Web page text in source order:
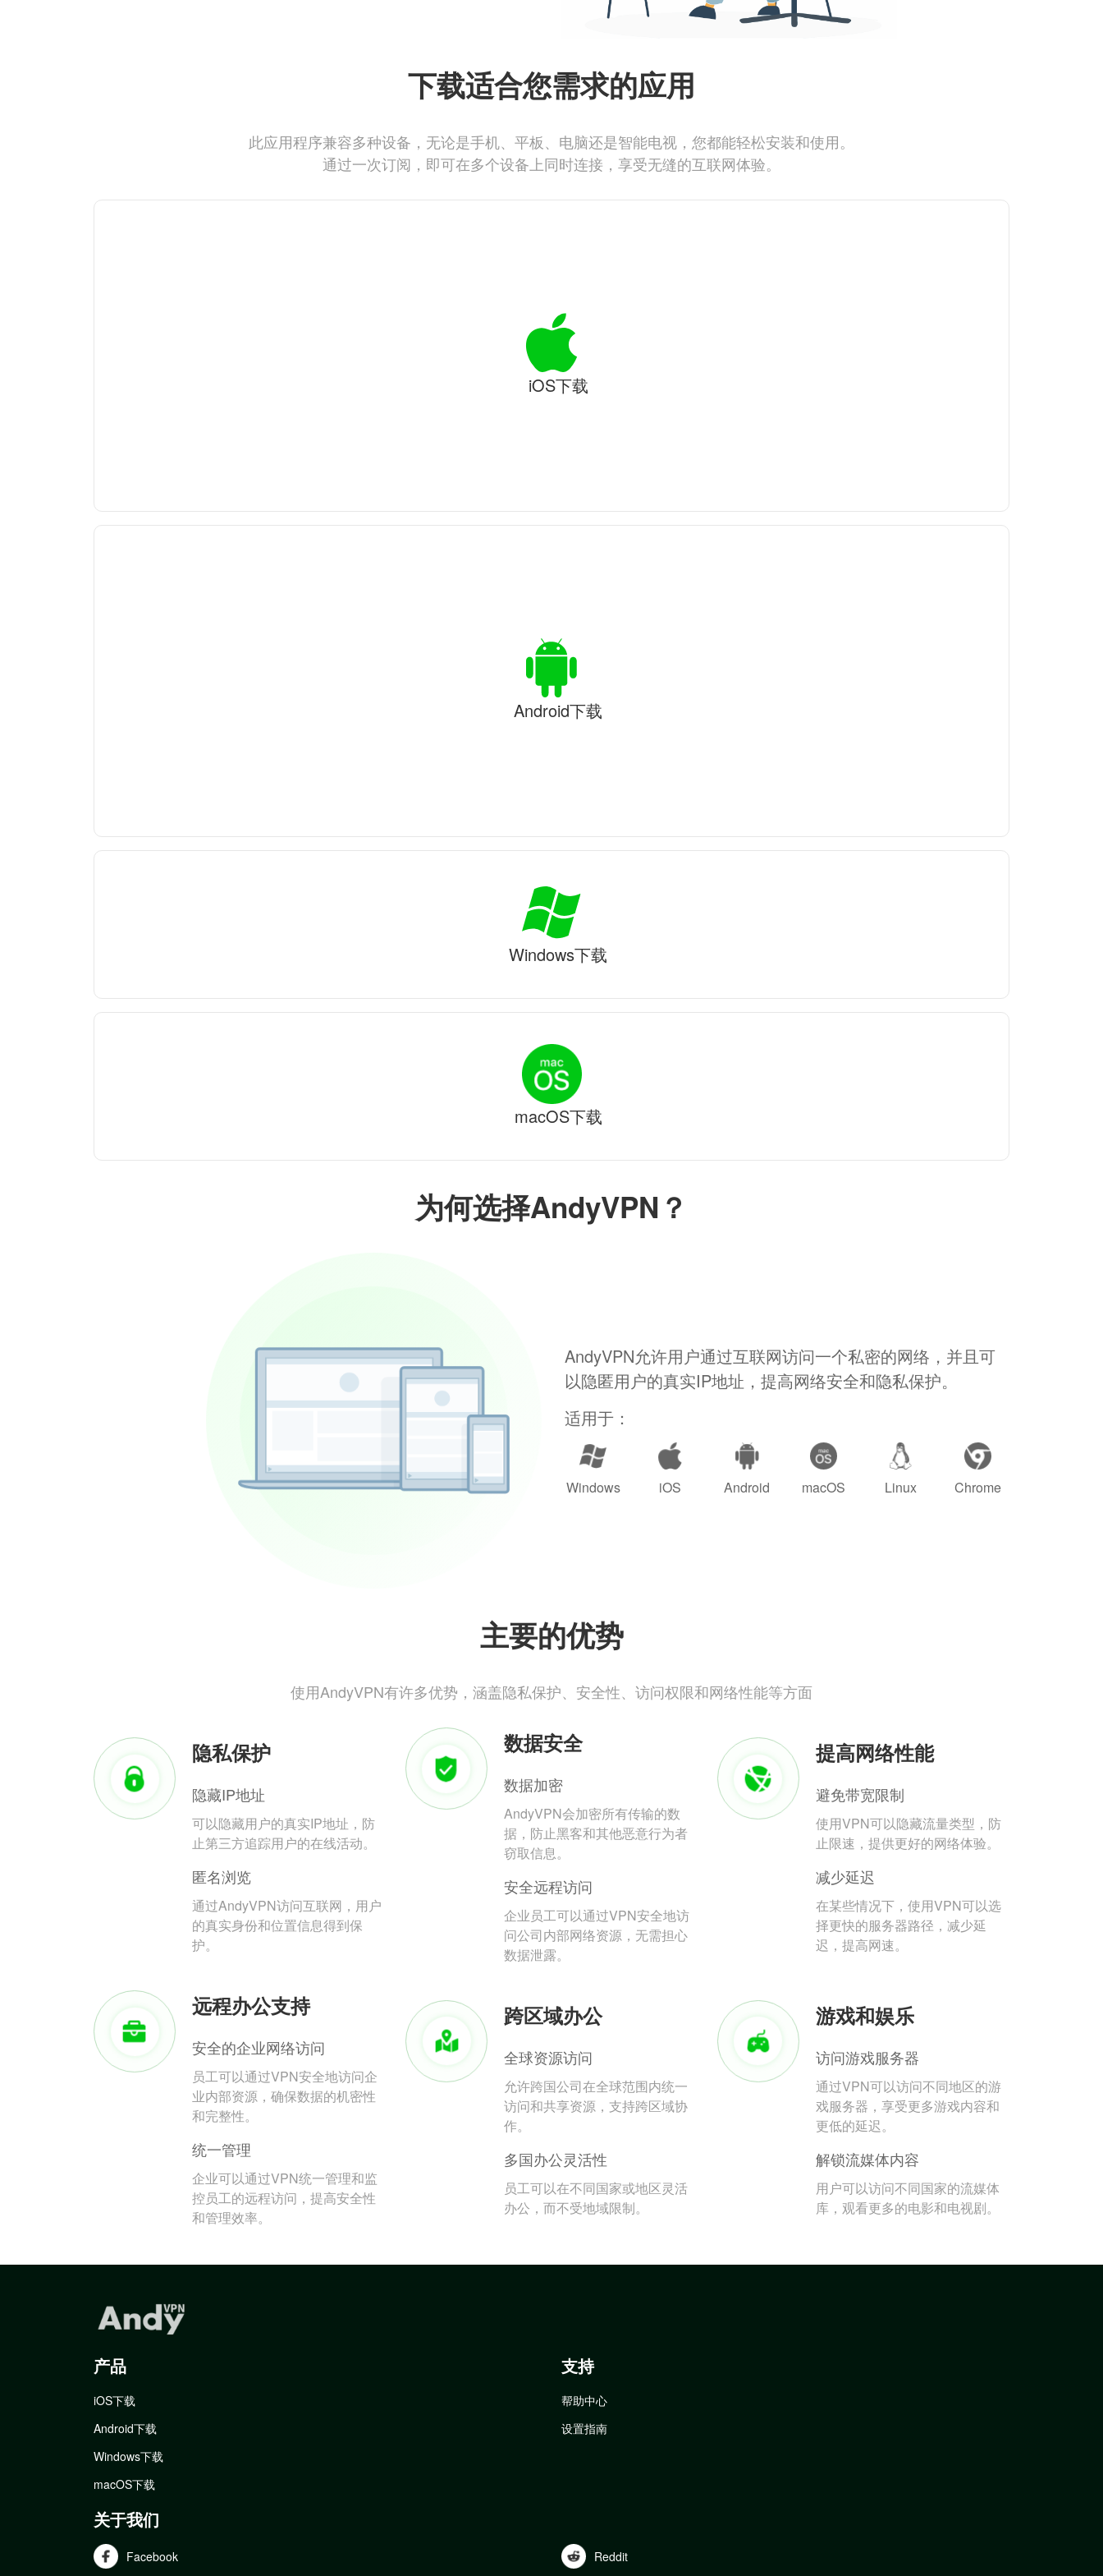
为何选择AndyVPN？
AndyVPN允许用户通过互联网访问一个私密的网络，并且可
以隐匿用户的真实IP地址，提高网络安全和隐私保护。
适用于：
Windows iOS Android macOS Linux Chrome
主要的优势
使用AndyVPN有许多优势，涵盖隐私保护、安全性、访问权限和网络性能等方面
隐私保护
隐藏IP地址
可以隐藏用户的真实IP地址，防
止第三方追踪用户的在线活动。
匿名浏览
通过AndyVPN访问互联网，用户
的真实身份和位置信息得到保
护。
数据安全
数据加密
AndyVPN会加密所有传输的数
据，防止黑客和其他恶意行为者
窃取信息。
安全远程访问
企业员工可以通过VPN安全地访
问公司内部网络资源，无需担心
数据泄露。
提高网络性能
避免带宽限制
使用VPN可以隐藏流量类型，防
止限速，提供更好的网络体验。
减少延迟
在某些情况下，使用VPN可以选
择更快的服务器路径，减少延
迟，提高网速。
远程办公支持
安全的企业网络访问
员工可以通过VPN安全地访问企
业内部资源，确保数据的机密性
和完整性。
统一管理
企业可以通过VPN统一管理和监
控员工的远程访问，提高安全性
和管理效率。
跨区域办公
全球资源访问
允许跨国公司在全球范围内统一
访问和共享资源，支持跨区域协
作。
多国办公灵活性
员工可以在不同国家或地区灵活
办公，而不受地域限制。
游戏和娱乐
访问游戏服务器
通过VPN可以访问不同地区的游
戏服务器，享受更多游戏内容和
更低的延迟。
解锁流媒体内容
用户可以访问不同国家的流媒体
库，观看更多的电影和电视剧。
下载适合您需求的应用
此应用程序兼容多种设备，无论是手机、平板、电脑还是智能电视，您都能轻松安装和使用。
通过一次订阅，即可在多个设备上同时连接，享受无缝的互联网体验。
iOS下载
Android下载
Windows下载
macOS下载
产品
iOS下载
Android下载
Windows下载
macOS下载
支持
帮助中心
设置指南
关于我们
Facebook Reddit